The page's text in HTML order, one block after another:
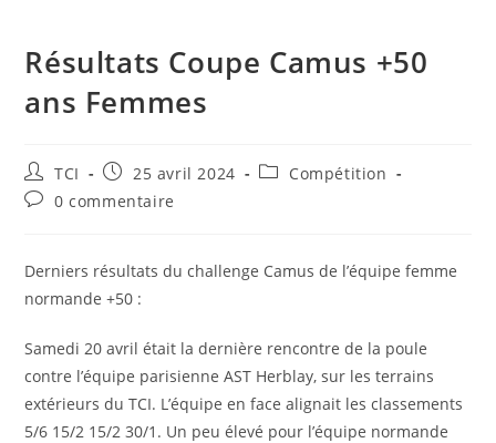
Résultats Coupe Camus +50
ans Femmes
Auteur/autrice
de
la
TCI
Publication
publiée :
25 avril 2024
PostCompétition
Commentaires
publication :
0 commentaire
Derniers résultats du challenge Camus de l’équipe femme
normande +50 :
Samedi 20 avril était la dernière rencontre de la poule
contre l’équipe parisienne AST Herblay, sur les terrains
extérieurs du TCI. L’équipe en face alignait les classements
5/6 15/2 15/2 30/1. Un peu élevé pour l’équipe normande